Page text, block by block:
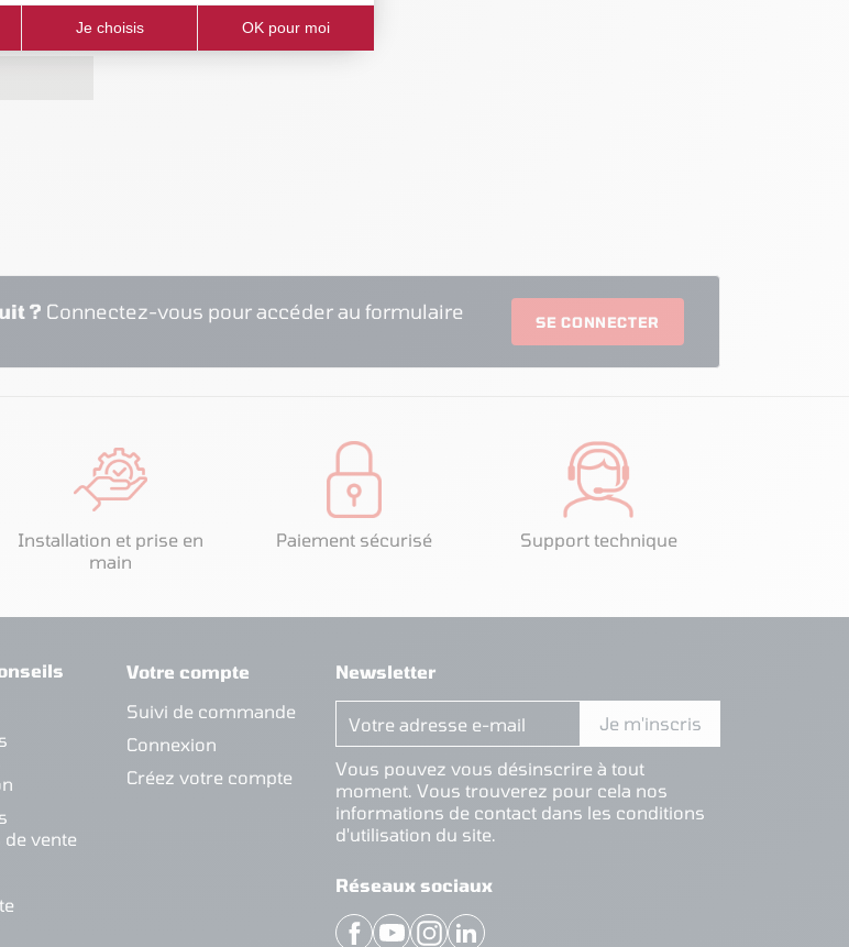
? Connectez-vous pour accéder au formulaire
SE CONNECTER
Installation et prise en
main
Paiement sécurisé Support technique
de vente
Votre compte
Suivi de commande
Connexion
Créez votre compte
Newsletter
Vous pouvez vous désinscrire à tout
moment. Vous trouverez pour cela nos
informations de contact dans les conditions
d'utilisation du site.
Réseaux sociaux
FacebookYouTubeInstagram
LinkedIn